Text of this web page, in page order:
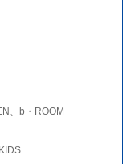
、b・ROOM